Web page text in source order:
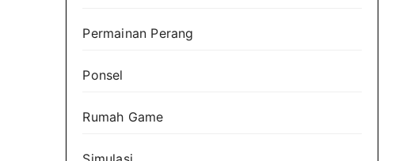
Permainan Perang
Ponsel
Rumah Game